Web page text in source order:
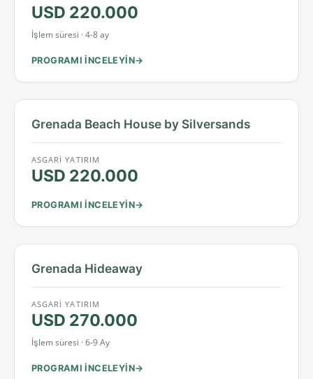
USD 220.000
İşlem süresi · 4-8 ay
PROGRAMI INCELEYIN
Grenada Beach House by Silversands
ASGARI YATIRIM
USD 220.000
PROGRAMI INCELEYIN
Grenada Hideaway
ASGARI YATIRIM
USD 270.000
İşlem süresi · 6-9 Ay
PROGRAMI INCELEYIN